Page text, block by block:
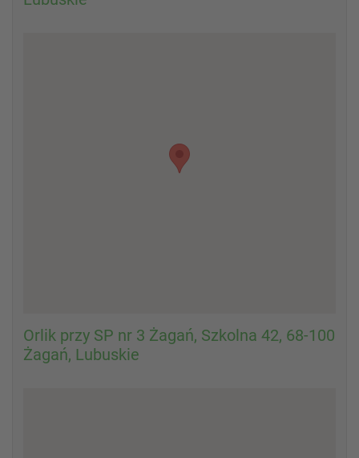
Orlik przy SP nr 3 Żagań, Szkolna 42, 68-100
Żagań, Lubuskie